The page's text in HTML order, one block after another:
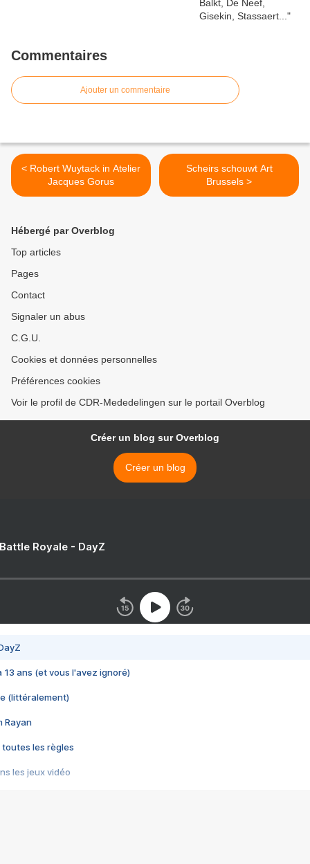
Commentaires
Ajouter un commentaire
< Robert Wuytack in Atelier
Jacques Gorus
Scheirs schouwt Art
Brussels >
Hébergé par Overblog
Top articles
Pages
Contact
Signaler un abus
C.G.U.
Cookies et données personnelles
Préférences cookies
Voir le profil de CDR-Mededelingen sur le portail Overblog
Créer un blog sur Overblog
Créer un blog
Royale - DayZ
13 ans (et vous l'avez ignoré)
(littéralement)
Rayan
toutes les règles
les jeux vidéo